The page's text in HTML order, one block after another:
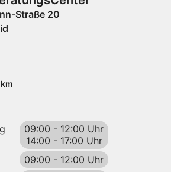
Straße 20
09:00 - 12:00 Uhr
14:00 - 17:00 Uhr
09:00 - 12:00 Uhr